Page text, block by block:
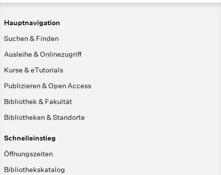
Hauptnavigation
Suchen & Finden
Ausleihe & Onlinezugriff
Kurse & eTutorials
Publizieren & Open Access
Bibliothek & Fakultät
Bibliotheken & Standorte
Schnelleinstieg
Öffnungszeiten
Bibliothekskatalog